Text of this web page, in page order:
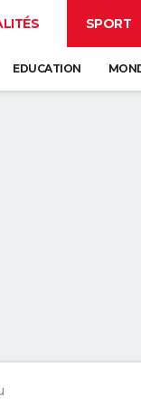
SPORT
EDUCATION